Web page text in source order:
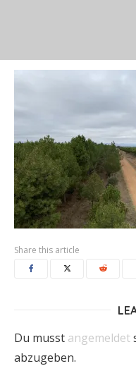
Share this article
Du musst angemeldet
abzugeben.